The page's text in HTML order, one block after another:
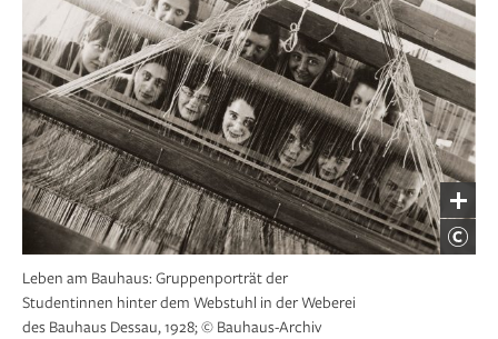
Leben am Bauhaus: Gruppenporträt der
Studentinnen hinter dem Webstuhl in der Weberei
des Bauhaus Dessau, 1928; © Bauhaus-Archiv